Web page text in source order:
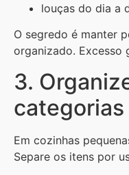
louças do dia a
O segredo é manter
organizado. Excesso
3.
categorias
Em cozinhas
Separe os itens por